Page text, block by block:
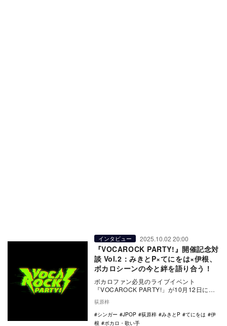
インタビュー 2025.10.02 20:00
『VOCAROCK PARTY!』開催記念対
談 Vol.2：みきとP×てにをは×伊根、
ボカロシーンの今と絆を語り合う！
ボカロファン必見のライブイベント
『VOCAROCK PARTY!」が10月12日に開
催される。 出演者は、Adoや平手友梨
奈…
荻原梓
シンガー
JPOP 荻原梓 みきとP てにをは
伊
根
ボカロ・歌い手